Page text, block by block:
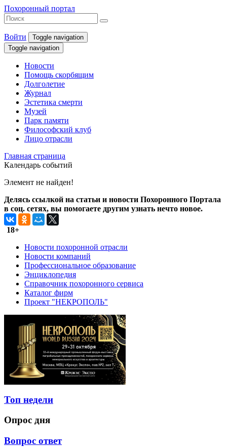
Похоронный портал
Войти
Toggle navigation
Toggle navigation
Новости
Помощь скорбящим
Долголетие
Журнал
Эстетика смерти
Музей
Парк памяти
Философский клуб
Лицо отрасли
Главная страница
Календарь событий
Элемент не найден!
Делясь ссылкой на статьи и новости Похоронного Портала
в соц. сетях, вы помогаете другим узнать нечто новое.
18+
Новости похоронной отрасли
Новости компаний
Профессиональное образование
Энциклопедия
Справочник похоронного сервиса
Каталог фирм
Проект "НЕКРОПОЛЬ"
Топ недели
Опрос дня
Вопрос ответ